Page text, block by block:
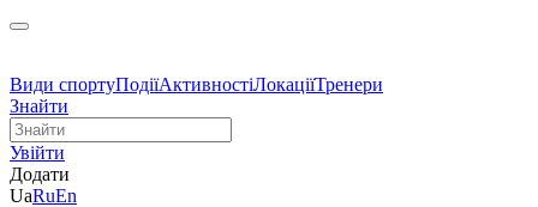
Види спортуПодіїАктивностіЛокаціїТренери
Знайти
Увійти
Додати
UaRuEn